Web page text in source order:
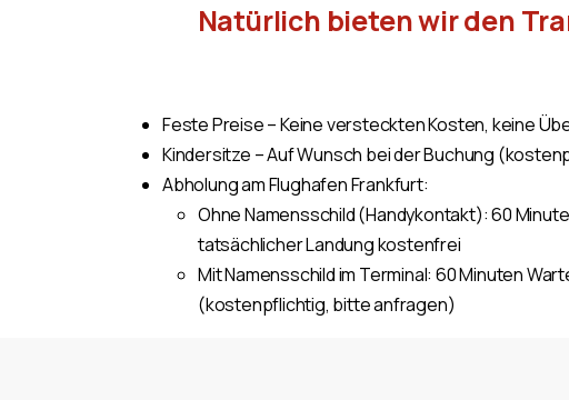
Natürlich bieten wir den
Feste Preise – Keine versteckten Kosten, keine
Kindersitze – Auf Wunsch bei der Buchung
Abholung am Flughafen Frankfurt:
Ohne Namensschild (Handykontakt): 60
tatsächlicher Landung kostenfrei
Mit Namensschild im Terminal: 60 Minuten
(kostenpflichtig, bitte anfragen)